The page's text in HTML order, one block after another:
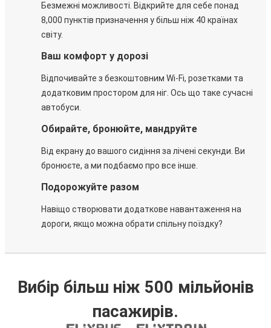
Безмежні можливості. Відкрийте для себе понад
8,000 пунктів призначення у більш ніж 40 країнах
світу.
Ваш комфорт у дорозі
Відпочивайте з безкоштовним Wi-Fi, розетками та
додатковим простором для ніг. Ось що таке сучасні
автобуси.
Обирайте, бронюйте, мандруйте
Від екрану до вашого сидіння за лічені секунди. Ви
бронюєте, а ми подбаємо про все інше.
Подорожуйте разом
Навіщо створювати додаткове навантаження на
дороги, якщо можна обрати спільну поїздку?
Вибір більш ніж 500 мільйонів
пасажирів.